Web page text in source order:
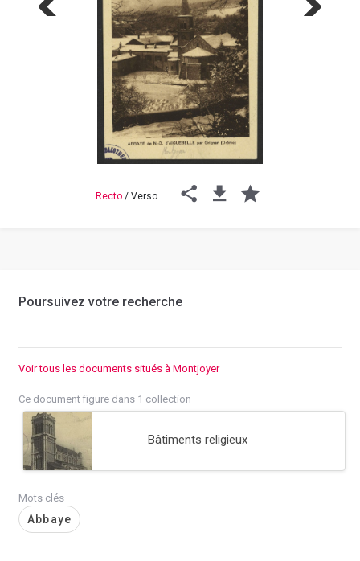
Recto / Verso
Poursuivez votre recherche
Voir tous les documents situés à Montjoyer
Ce document figure dans 1 collection
Bâtiments religieux
Mots clés
Abbaye